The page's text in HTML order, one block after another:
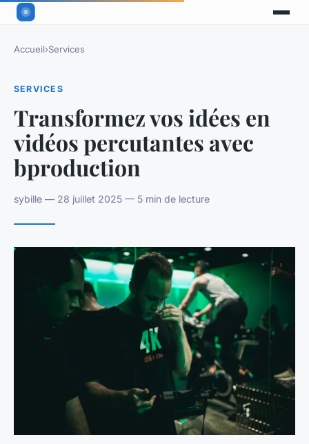
Accueil›Services
SERVICES
Transformez vos idées en
vidéos percutantes avec
bproduction
sybille — 28 juillet 2025 — 5 min de lecture